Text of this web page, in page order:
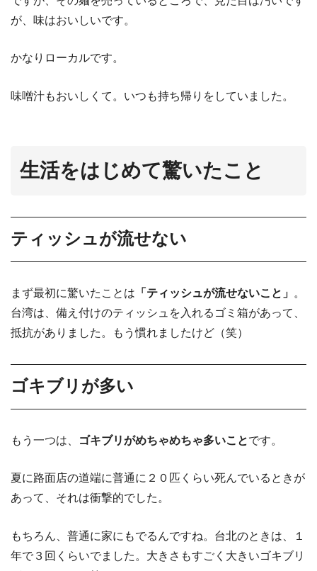
が、味はおいしいです。
かなりローカルです。
味噌汁もおいしくて。いつも持ち帰りをしていました。
生活をはじめて驚いたこと
ティッシュが流せない
まず最初に驚いたことは 「ティッシュが流せないこと」 。
台湾は、備え付けのティッシュを入れるゴミ箱があって、
抵抗がありました。もう慣れましたけど（笑）
ゴキブリが多い
もう一つは、 ゴキブリがめちゃめちゃ多いことです。
夏に路面店の道端に普通に２０匹くらい死んでいるときが
あって、それは衝撃的でした。
もちろん、普通に家にもでるんですね。台北のときは、１
年で３回くらいでました。大きさもすごく大きいゴキブリ